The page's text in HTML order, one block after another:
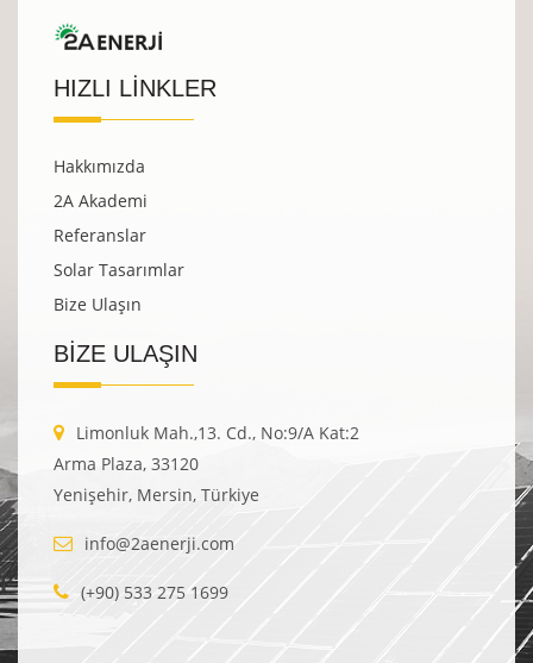
HIZLI LİNKLER
Hakkımızda
2A Akademi
Referanslar
Solar Tasarımlar
Bize Ulaşın
BİZE ULAŞIN
Limonluk Mah.,13. Cd., No:9/A Kat:2
Arma Plaza, 33120
Yenişehir, Mersin, Türkiye
info@2aenerji.com
(+90) 533 275 1699